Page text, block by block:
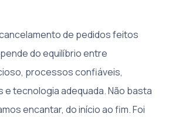
de pedidos feitos
do equilíbrio entre
processos confiáveis,
tecnologia adequada. Não basta
encantar, do início ao fim. Foi